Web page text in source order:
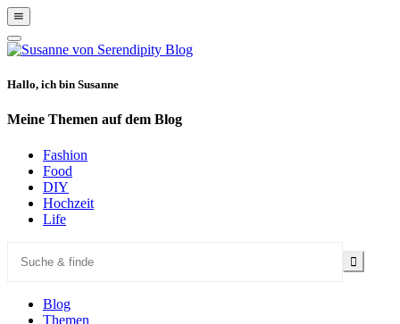
Show
Offscreen
Content
Hide
Offscreen
Hallo, ich bin Susanne
Meine Themen auf dem Blog
Fashion
Food
DIY
Hochzeit
Life
Blog
Themen